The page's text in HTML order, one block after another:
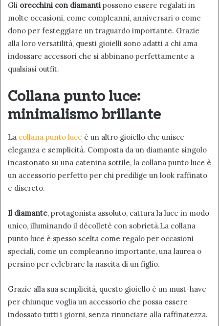
Gli orecchini con diamanti possono essere regalati in
molte occasioni, come compleanni, anniversari o come
dono per festeggiare un traguardo importante. Grazie
alla loro versatilità, questi gioielli sono adatti a chi ama
indossare accessori che si abbinano perfettamente a
qualsiasi outfit.
Collana punto luce:
minimalismo brillante
La collana punto luce è un altro gioiello che unisce
eleganza e semplicità. Composta da un diamante singolo
incastonato su una catenina sottile, la collana punto luce è
un accessorio perfetto per chi predilige un look raffinato
e discreto.
Il diamante, protagonista assoluto, cattura la luce in modo
unico, illuminando il décolleté con sobrietà.La collana
punto luce è spesso scelta come regalo per occasioni
speciali, come un compleanno importante, una laurea o
persino per celebrare la nascita di un figlio.
Grazie alla sua semplicità, questo gioiello è un must-have
per chiunque voglia un accessorio che possa essere
indossato tutti i giorni, senza rinunciare alla raffinatezza.